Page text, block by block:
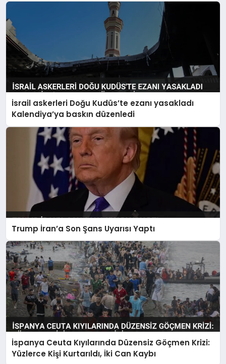
İsrail askerleri Doğu Kudüs’te ezanı yasakladı
Kalendiya’ya baskın düzenledi
Trump İran’a Son Şans Uyarısı Yaptı
İspanya Ceuta Kıyılarında Düzensiz Göçmen Krizi:
Yüzlerce Kişi Kurtarıldı, İki Can Kaybı